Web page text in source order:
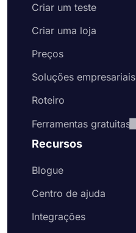
Criar um teste
Criar uma loja
Preços
Soluções empresariais
Roteiro
Ferramentas gratuitas
Recursos
Blogue
Centro de ajuda
Integrações